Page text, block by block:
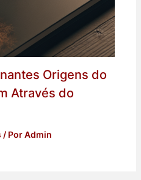
Origens do
Através do
/ PorAdmin